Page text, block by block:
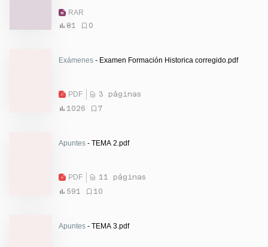
RAR
81
0
Exámenes - Examen Formación Historica corregido.pdf
PDF
3 páginas
1026
7
Apuntes - TEMA 2.pdf
PDF
11 páginas
591
10
Apuntes - TEMA 3.pdf